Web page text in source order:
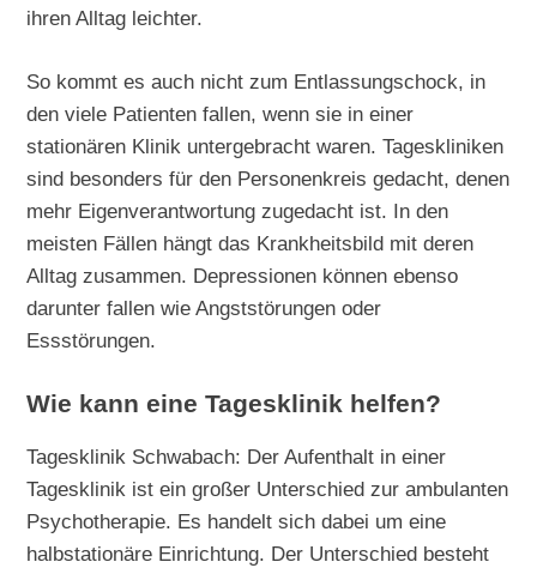
ihren Alltag leichter.
So kommt es auch nicht zum Entlassungschock, in
den viele Patienten fallen, wenn sie in einer
stationären Klinik untergebracht waren. Tageskliniken
sind besonders für den Personenkreis gedacht, denen
mehr Eigenverantwortung zugedacht ist. In den
meisten Fällen hängt das Krankheitsbild mit deren
Alltag zusammen. Depressionen können ebenso
darunter fallen wie Angststörungen oder
Essstörungen.
Wie kann eine Tagesklinik helfen?
Tagesklinik Schwabach: Der Aufenthalt in einer
Tagesklinik ist ein großer Unterschied zur ambulanten
Psychotherapie. Es handelt sich dabei um eine
halbstationäre Einrichtung. Der Unterschied besteht